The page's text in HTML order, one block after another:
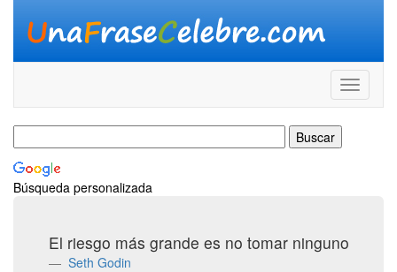
Búsqueda personalizada
El riesgo más grande es no tomar ninguno
Seth Godin